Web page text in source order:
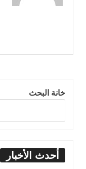
خانة البحث
أحدث الأخبار